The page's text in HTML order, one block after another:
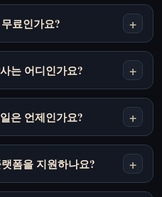
료인가요? +
는 어디인가요? +
은 언제인가요? +
폼을 지원하나요? +